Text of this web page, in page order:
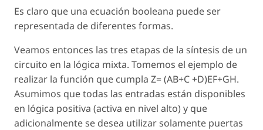
Es claro que una ecuación booleana puede ser
representada de diferentes formas.
Veamos entonces las tres etapas de la síntesis de un
circuito en la lógica mixta. Tomemos el ejemplo de
realizar la función que cumpla Z= (AB+C +D)EF+GH.
Asumimos que todas las entradas están disponibles
en lógica positiva (activa en nivel alto) y que
adicionalmente se desea utilizar solamente puertas